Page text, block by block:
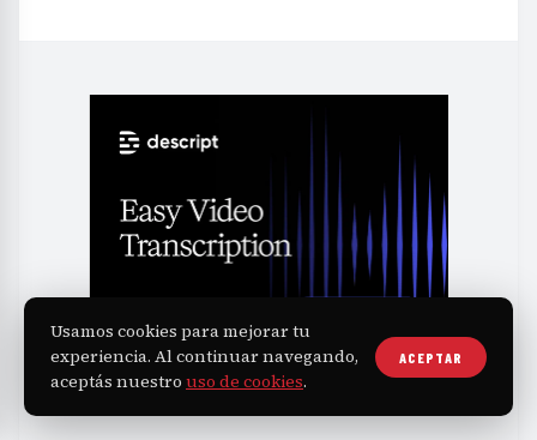
Usamos cookies para mejorar tu
experiencia. Al continuar navegando,
aceptás nuestro uso de cookies.
ACEPTAR